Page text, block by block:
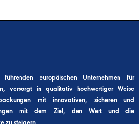
europäischen Unternehmen für
versorgt in qualitativ hochwertiger Weise
mit innovativen, sicheren und
mit dem Ziel, den Wert und die
zu steigern.